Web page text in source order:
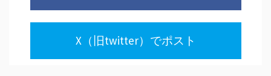
X（旧twitter）でポスト